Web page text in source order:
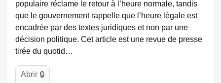
populaire réclame le retour à l’heure normale, tandis
que le gouvernement rappelle que l’heure légale est
encadrée par des textes juridiques et non par une
décision politique. Cet article est une revue de presse
tirée du quotid…
Abrir 🔒